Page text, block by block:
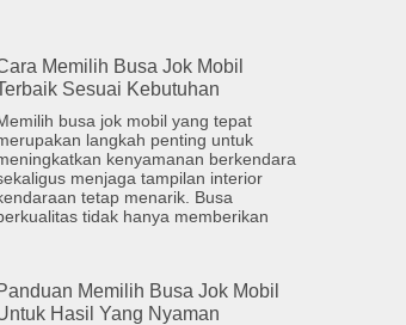
Memilih Busa Jok Mobil
Sesuai Kebutuhan
busa jok mobil yang tepat
langkah penting untuk
kenyamanan berkendara
menjaga tampilan interior
tetap menarik. Busa
tidak hanya memberikan
Memilih Busa Jok Mobil
Hasil Yang Nyaman